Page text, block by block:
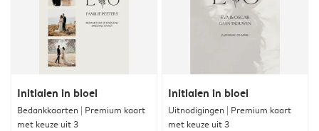
Initialen in bloei
Bedankkaarten | Premium kaart
met keuze uit 3
Initialen in bloei
Uitnodigingen | Premium kaart
met keuze uit 3